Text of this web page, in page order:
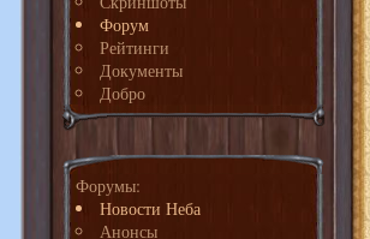
Форум
Рейтинги
Документы
Добро
Форумы:
Новости Неба
Анонсы